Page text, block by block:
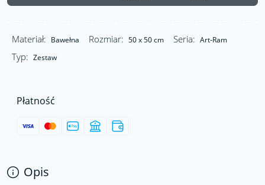
Materiał: Bawełna Rozmiar: 50 x 50 cm Seria: Art-Ram
Typ: Zestaw
Płatność
Opis